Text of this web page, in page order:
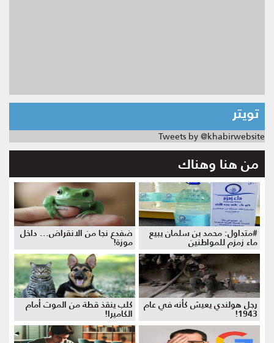
تويتر
Tweets by @khabirwebsite
من هنا وهناك
#متداول: محمد بن سلمان يبيع
ماء زمزم للمواطنين
ضفدع نجا من الانقراض... داخل
موزة!
رجل هولندي يعيش كأنه في عام
1943!
كلب ينقذ قطة من الموت أمام
الكاميرا!